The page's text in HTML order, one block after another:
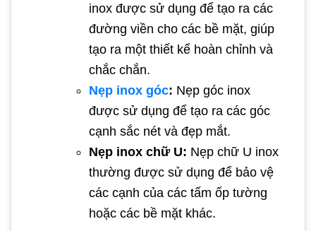
inox được sử dụng để tạo ra các
đường viền cho các bề mặt, giúp
tạo ra một thiết kế hoàn chỉnh và
chắc chắn.
Nẹp inox góc: Nẹp góc inox
được sử dụng để tạo ra các góc
cạnh sắc nét và đẹp mắt.
Nẹp inox chữ U: Nẹp chữ U inox
thường được sử dụng để bảo vệ
các cạnh của các tấm ốp tường
hoặc các bề mặt khác.